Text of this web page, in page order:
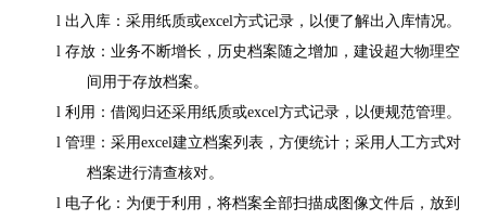
l 出入库：采用纸质或excel方式记录，以便了解出入库情况。
l 存放：业务不断增长，历史档案随之增加，建设超大物理空
间用于存放档案。
l 利用：借阅归还采用纸质或excel方式记录，以便规范管理。
l 管理：采用excel建立档案列表，方便统计；采用人工方式对
档案进行清查核对。
l 电子化：为便于利用，将档案全部扫描成图像文件后，放到